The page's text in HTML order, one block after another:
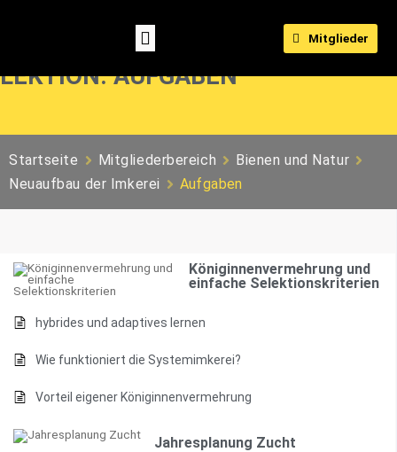
Mitglieder
LEKTION: AUFGABEN
Startseite Mitgliederbereich
Bienen und Natur
Neuaufbau der Imkerei
Aufgaben
Königinnenvermehrung und
einfache Selektionskriterien
hybrides und adaptives lernen
Wie funktioniert die Systemimkerei?
Vorteil eigener Königinnenvermehrung
Jahresplanung Zucht